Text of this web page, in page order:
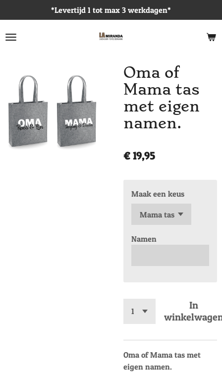
direct
naar
*Levertijd 1 tot max 3 werkdagen*
Oma of
Mama tas
met eigen
namen.
€ 19,95
Maak een keus
Namen
In
Oma of Mama tas met
eigen namen.